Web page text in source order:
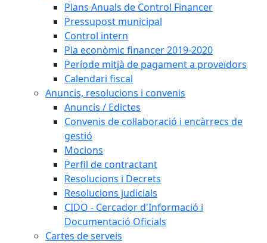
Plans Anuals de Control Financer
Pressupost municipal
Control intern
Pla econòmic financer 2019-2020
Període mitjà de pagament a proveïdors
Calendari fiscal
Anuncis, resolucions i convenis
Anuncis / Edictes
Convenis de col·laboració i encàrrecs de
gestió
Mocions
Perfil de contractant
Resolucions i Decrets
Resolucions judicials
CIDO - Cercador d'Informació i
Documentació Oficials
Cartes de serveis